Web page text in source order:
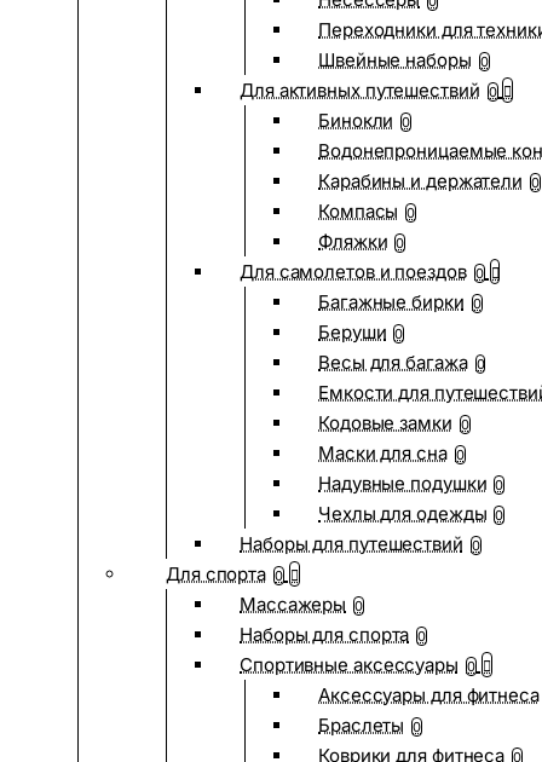
Переходники для
Швейные наборы 0
Для активных путешествий 0
Бинокли 0
Водонепроницаемые
Карабины и держатели 0
Компасы 0
Фляжки 0
Для самолетов и поездов 0
Багажные бирки 0
Беруши 0
Весы для багажа 0
Емкости для
Кодовые замки 0
Маски для сна 0
Надувные подушки 0
Чехлы для одежды 0
Наборы для путешествий 0
Для спорта 0
Массажеры 0
Наборы для спорта 0
Спортивные аксессуары 0
Аксессуары для фитнеса
Браслеты 0
Коврики для фитнеса 0